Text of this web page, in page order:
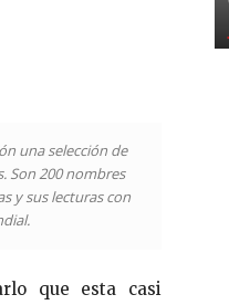
una selección de
Son 200 nombres
y sus lecturas con
que esta casi